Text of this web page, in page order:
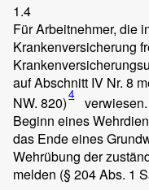
1.4
Für Arbeitnehmer, die
Krankenversicherung
auf Abschnitt IV Nr. 8
NW. 820)4
Beginn eines
das Ende eines
Wehrübung der
melden (§ 204 Abs. 1